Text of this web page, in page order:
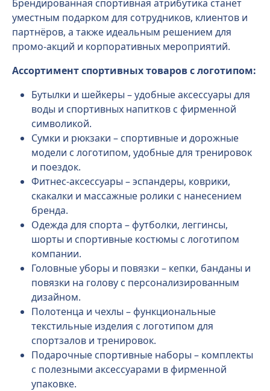
Брендированная спортивная атрибутика станет
уместным подарком для сотрудников, клиентов и
партнёров, а также идеальным решением для
промо-акций и корпоративных мероприятий.
Ассортимент спортивных товаров с логотипом:
Бутылки и шейкеры – удобные аксессуары для
воды и спортивных напитков с фирменной
символикой.
Сумки и рюкзаки – спортивные и дорожные
модели с логотипом, удобные для тренировок
и поездок.
Фитнес-аксессуары – эспандеры, коврики,
скакалки и массажные ролики с нанесением
бренда.
Одежда для спорта – футболки, леггинсы,
шорты и спортивные костюмы с логотипом
компании.
Головные уборы и повязки – кепки, банданы и
повязки на голову с персонализированным
дизайном.
Полотенца и чехлы – функциональные
текстильные изделия с логотипом для
спортзалов и тренировок.
Подарочные спортивные наборы – комплекты
с полезными аксессуарами в фирменной
упаковке.